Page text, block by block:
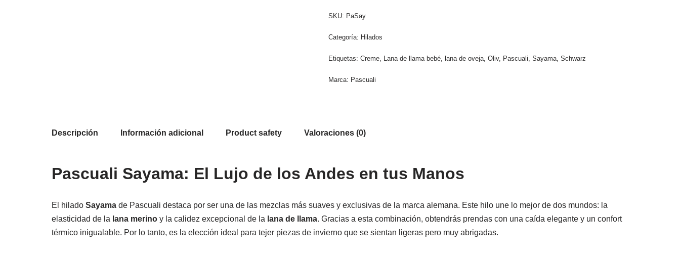
SKU: PaSay
Categoría: Hilados
Etiquetas:Creme, Lana de llama bebé, lana de oveja,Oliv, Pascuali,Sayama,Schwarz
Marca: Pascuali
Descripción Información adicional Product safety Valoraciones (0)
Pascuali Sayama: El Lujo de los Andes en tus Manos
El hilado Sayama de Pascuali destaca por ser una de las mezclas más suaves y exclusivas de la marca alemana. Este hilo une lo mejor de dos mundos: la
elasticidad de la lana merino y la calidez excepcional de la lana de llama. Gracias a esta combinación, obtendrás prendas con una caída elegante y un confort
térmico inigualable. Por lo tanto, es la elección ideal para tejer piezas de invierno que se sientan ligeras pero muy abrigadas.